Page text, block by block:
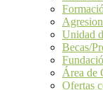
Unidad
Becas/
Área de
Ofertas